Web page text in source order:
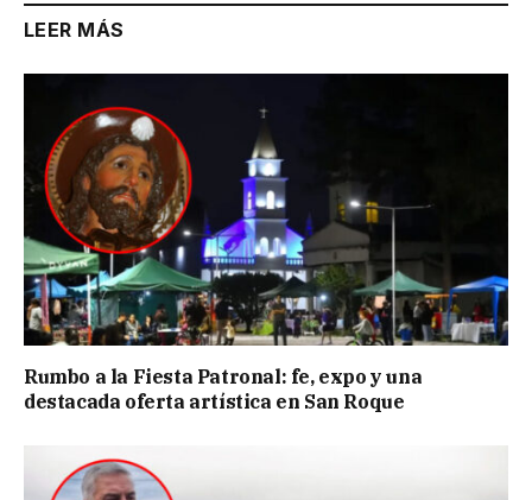
LEER MÁS
Rumbo a la Fiesta Patronal: fe, expo y una
destacada oferta artística en San Roque